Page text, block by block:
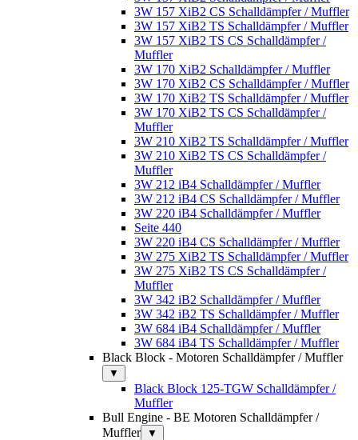
3W 157 XiB2 CS Schalldämpfer / Muffler
3W 157 XiB2 TS Schalldämpfer / Muffler
3W 157 XiB2 TS CS Schalldämpfer /
Muffler
3W 170 XiB2 Schalldämpfer / Muffler
3W 170 XiB2 CS Schalldämpfer / Muffler
3W 170 XiB2 TS Schalldämpfer / Muffler
3W 170 XiB2 TS CS Schalldämpfer /
Muffler
3W 210 XiB2 TS Schalldämpfer / Muffler
3W 210 XiB2 TS CS Schalldämpfer /
Muffler
3W 212 iB4 Schalldämpfer / Muffler
3W 212 iB4 CS Schalldämpfer / Muffler
3W 220 iB4 Schalldämpfer / Muffler
Seite 440
3W 220 iB4 CS Schalldämpfer / Muffler
3W 275 XiB2 TS Schalldämpfer / Muffler
3W 275 XiB2 TS CS Schalldämpfer /
Muffler
3W 342 iB2 Schalldämpfer / Muffler
3W 342 iB2 TS Schalldämpfer / Muffler
3W 684 iB4 Schalldämpfer / Muffler
3W 684 iB4 TS Schalldämpfer / Muffler
Black Block - Motoren Schalldämpfer / Muffler
▼
Black Block 125-TGW Schalldämpfer /
Muffler
Bull Engine - BE Motoren Schalldämpfer /
Muffler
▼